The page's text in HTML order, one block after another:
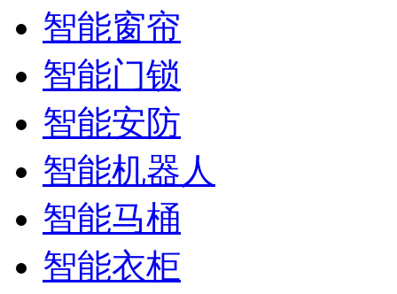
智能窗帘
智能门锁
智能安防
智能机器人
智能马桶
智能衣柜